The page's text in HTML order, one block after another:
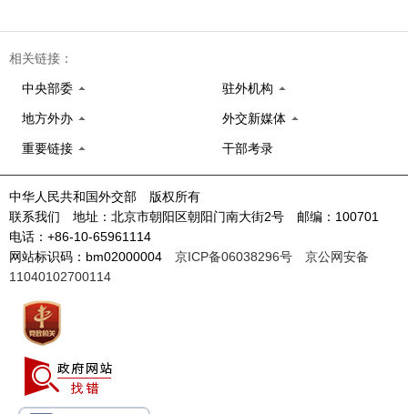
相关链接：
中央部委 驻外机构
地方外办 外交新媒体
重要链接 干部考录
中华人民共和国外交部 版权所有
联系我们 地址：北京市朝阳区朝阳门南大街2号 邮编：100701
电话：+86-10-65961114
网站标识码：bm02000004 京ICP备06038296号
京公网安备
11040102700114